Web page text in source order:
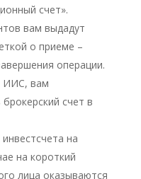
счет».
вам выдадут
о приеме –
операции.
ИИС, вам
счет в
на
на короткий
лица оказываются